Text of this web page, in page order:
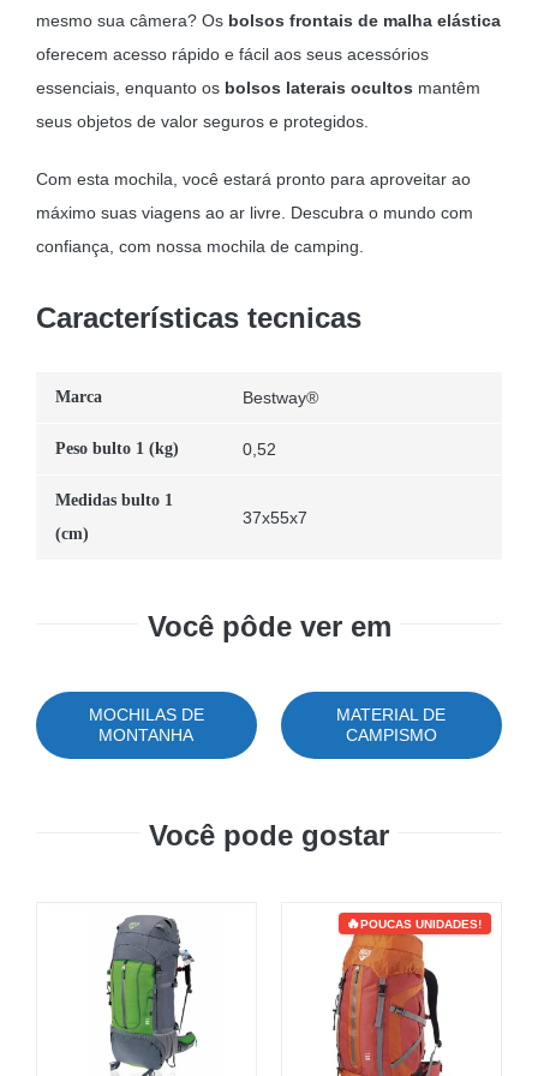
mesmo sua câmera? Os bolsos frontais de malha elástica
oferecem acesso rápido e fácil aos seus acessórios
essenciais, enquanto os bolsos laterais ocultos mantêm
seus objetos de valor seguros e protegidos.
Com esta mochila, você estará pronto para aproveitar ao
máximo suas viagens ao ar livre. Descubra o mundo com
confiança, com nossa mochila de camping.
Características tecnicas
Marca Bestway®
Peso bulto 1 (kg) 0,52
Medidas bulto 1
(cm)
37x55x7
Você pôde ver em
MOCHILAS DE
MONTANHA
MATERIAL DE
CAMPISMO
Você pode gostar
POUCAS UNIDADES!